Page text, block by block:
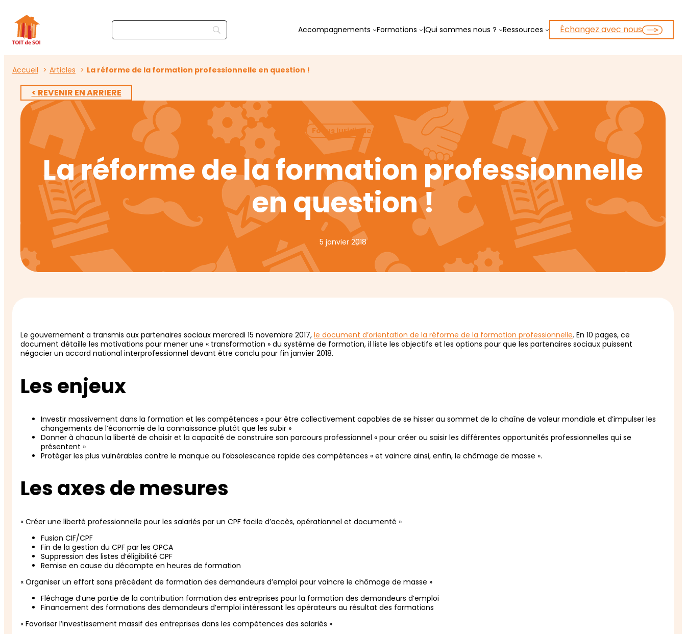
Accompagnements Formations |Qui sommes nous ? Ressources Échangez avec nous
Accueil Articles La réforme de la formation professionnelle en question !
< REVENIR EN ARRIERE
Focus juridique
La réforme de la formation professionnelle
en question !
5 janvier 2018
Le gouvernement a transmis aux partenaires sociaux mercredi 15 novembre 2017, le document d’orientation de la réforme de la formation professionnelle. En 10 pages, ce
document détaille les motivations pour mener une « transformation » du système de formation, il liste les objectifs et les options pour que les partenaires sociaux puissent
négocier un accord national interprofessionnel devant être conclu pour fin janvier 2018.
Les enjeux
Investir massivement dans la formation et les compétences « pour être collectivement capables de se hisser au sommet de la chaîne de valeur mondiale et d’impulser les
changements de l’économie de la connaissance plutôt que les subir »
Donner à chacun la liberté de choisir et la capacité de construire son parcours professionnel « pour créer ou saisir les différentes opportunités professionnelles qui se
présentent »
Protéger les plus vulnérables contre le manque ou l’obsolescence rapide des compétences « et vaincre ainsi, enfin, le chômage de masse ».
Les axes de mesures
« Créer une liberté professionnelle pour les salariés par un CPF facile d’accès, opérationnel et documenté »
Fusion CIF/CPF
Fin de la gestion du CPF par les OPCA
Suppression des listes d’éligibilité CPF
Remise en cause du décompte en heures de formation
« Organiser un effort sans précédent de formation des demandeurs d’emploi pour vaincre le chômage de masse »
Fléchage d’une partie de la contribution formation des entreprises pour la formation des demandeurs d’emploi
Financement des formations des demandeurs d’emploi intéressant les opérateurs au résultat des formations
« Favoriser l’investissement massif des entreprises dans les compétences des salariés »